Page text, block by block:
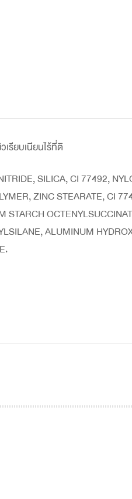
รียบเนียนไร้ที่ติ
SILICA, CI 77492,
ZINC STEARATE, CI
ALUMINUM